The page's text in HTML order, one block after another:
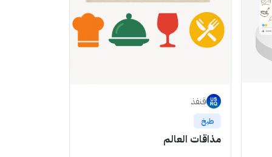
قنفذ
طبخ
مذاقات العالم